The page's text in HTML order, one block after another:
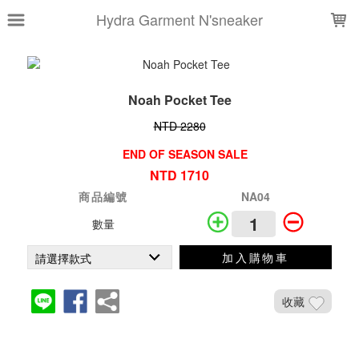
Hydra Garment N'sneaker
Noah Pocket Tee
NTD 2280
END OF SEASON SALE
NTD 1710
商品編號
NA04
數量
加入購物車
收藏